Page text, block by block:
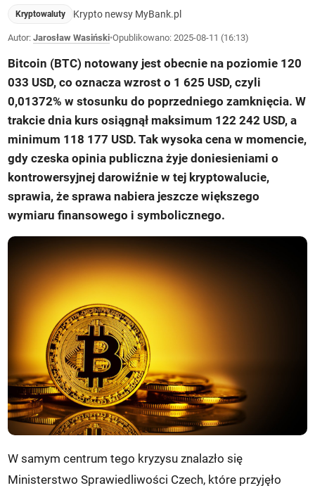
Kryptowaluty Krypto newsy MyBank.pl
Autor:Jarosław Wasiński•Opublikowano:2025-08-11 (16:13)
Bitcoin (BTC) notowany jest obecnie na poziomie 120
033 USD, co oznacza wzrost o 1 625 USD, czyli
0,01372% w stosunku do poprzedniego zamknięcia. W
trakcie dnia kurs osiągnął maksimum 122 242 USD, a
minimum 118 177 USD. Tak wysoka cena w momencie,
gdy czeska opinia publiczna żyje doniesieniami o
kontrowersyjnej darowiźnie w tej kryptowalucie,
sprawia, że sprawa nabiera jeszcze większego
wymiaru finansowego i symbolicznego.
W samym centrum tego kryzysu znalazło się
Ministerstwo Sprawiedliwości Czech, które przyjęło